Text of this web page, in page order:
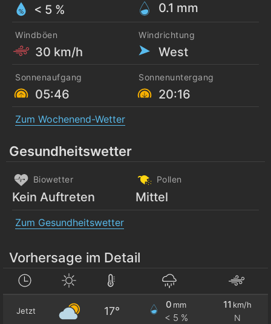
< 5 % 0.1 mm
Windböen
30 km/h
Windrichtung
West
Sonnenaufgang
05:46
Sonnenuntergang
20:16
Zum Wochenend-Wetter
Gesundheitswetter
Biowetter
Kein Auftreten
Pollen
Mittel
Zum Gesundheitswetter
Vorhersage im Detail
Jetzt 17°
0 mm
< 5 %
11 km/h
N